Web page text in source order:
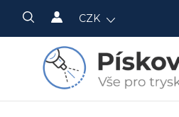
obsah
CZK